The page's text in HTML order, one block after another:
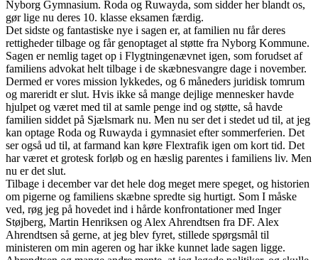
Nyborg Gymnasium. Roda og Ruwayda, som sidder her blandt os,
gør lige nu deres 10. klasse eksamen færdig.
Det sidste og fantastiske nye i sagen er, at familien nu får deres
rettigheder tilbage og får genoptaget al støtte fra Nyborg Kommune.
Sagen er nemlig taget op i Flygtningenævnet igen, som forudset af
familiens advokat helt tilbage i de skæbnesvangre dage i november.
Dermed er vores mission lykkedes, og 6 måneders juridisk tomrum
og mareridt er slut. Hvis ikke så mange dejlige mennesker havde
hjulpet og været med til at samle penge ind og støtte, så havde
familien siddet på Sjælsmark nu. Men nu ser det i stedet ud til, at jeg
kan optage Roda og Ruwayda i gymnasiet efter sommerferien. Det
ser også ud til, at farmand kan køre Flextrafik igen om kort tid. Det
har været et grotesk forløb og en hæslig parentes i familiens liv. Men
nu er det slut.
Tilbage i december var det hele dog meget mere speget, og historien
om pigerne og familiens skæbne spredte sig hurtigt. Som I måske
ved, røg jeg på hovedet ind i hårde konfrontationer med Inger
Støjberg, Martin Henriksen og Alex Ahrendtsen fra DF. Alex
Ahrendtsen så gerne, at jeg blev fyret, stillede spørgsmål til
ministeren om min ageren og har ikke kunnet lade sagen ligge.